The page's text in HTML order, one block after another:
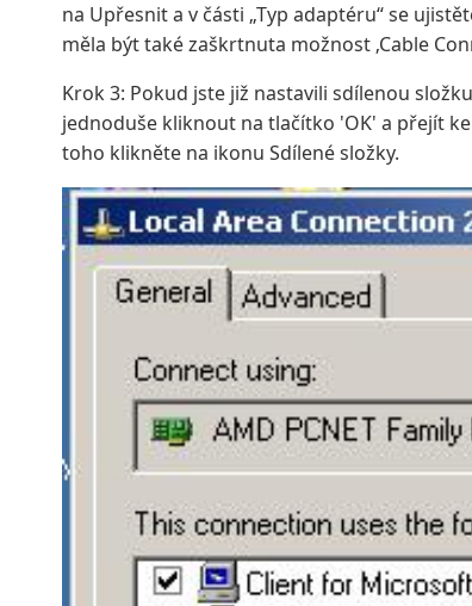
na Upřesnit a v části „Typ adaptéru“ se
měla být také zaškrtnuta možnost ‚Cable
Krok 3: Pokud jste již nastavili sdílenou
jednoduše kliknout na tlačítko 'OK' a přejít
toho klikněte na ikonu Sdílené složky.